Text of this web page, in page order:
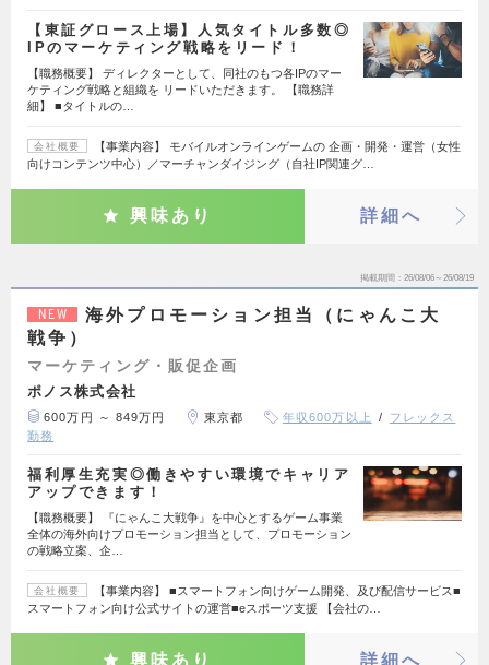
【東証グロース上場】人気タイトル多数◎
IPのマーケティング戦略をリード！
【職務概要】 ディレクターとして、同社のもつ各IPのマー
ケティング戦略と組織を リードいただきます。 【職務詳
細】 ■タイトルの…
会社概要
【事業内容】 モバイルオンラインゲームの 企画・開発・運営（女性
向けコンテンツ中心）／マーチャンダイジング（自社IP関連グ…
興味あり 詳細へ
掲載期間 26/08/06～26/08/19
NEW
海外プロモーション担当（にゃんこ大
戦争）
マーケティング・販促企画
ポノス株式会社
600万円 ～ 849万円 東京都 年収600万以上
フレックス
勤務
福利厚生充実◎働きやすい環境でキャリア
アップできます！
【職務概要】 『にゃんこ大戦争』を中心とするゲーム事業
全体の海外向けプロモーション担当として、プロモーション
の戦略立案、企…
会社概要
【事業内容】 ■スマートフォン向けゲーム開発、及び配信サービス■
スマートフォン向け公式サイトの運営■eスポーツ支援 【会社の…
興味あり 詳細へ